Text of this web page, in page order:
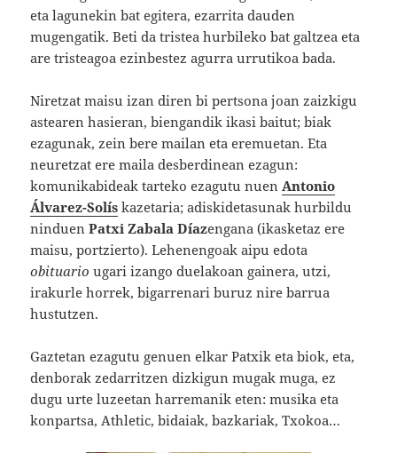
eta lagunekin bat egitera, ezarrita dauden
mugengatik. Beti da tristea hurbileko bat galtzea eta
are tristeagoa ezinbestez agurra urrutikoa bada.
Niretzat maisu izan diren bi pertsona joan zaizkigu
astearen hasieran, biengandik ikasi baitut; biak
ezagunak, zein bere mailan eta eremuetan. Eta
neuretzat ere maila desberdinean ezagun:
komunikabideak tarteko ezagutu nuenAntonio
Álvarez-Solís kazetaria; adiskidetasunak hurbildu
ninduenPatxi Zabala Díazengana (ikasketaz ere
maisu, portzierto). Lehenengoak aipu edota
obituario ugari izango duelakoan gainera, utzi,
irakurle horrek, bigarrenari buruz nire barrua
hustutzen.
Gaztetan ezagutu genuen elkar Patxik eta biok, eta,
denborak zedarritzen dizkigun mugak muga, ez
dugu urte luzeetan harremanik eten: musika eta
konpartsa, Athletic, bidaiak, bazkariak, Txokoa…